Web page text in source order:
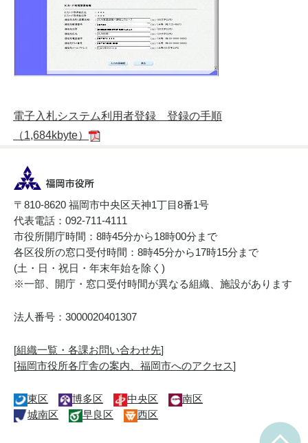
電子入札システム利用者登録 登録の手順
（1,684kbyte）
〒810-8620 福岡市中央区天神1丁目8番1号
代表電話：092-711-4111
市役所開庁時間：8時45分から18時00分まで
各区役所の窓口受付時間：8時45分から17時15分まで
(土・日・祝日・年末年始を除く)
※一部、開庁・窓口受付時間が異なる組織、施設があります
法人番号：3000020401307
[組織一覧・各課お問い合わせ先]
[福岡市役所各庁舎の案内、福岡市へのアクセス]
東区 博多区 中央区
南区
城南区
早良区 西区